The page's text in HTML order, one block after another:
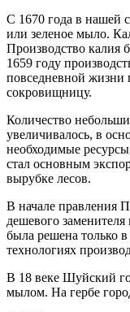
С 1670 года в нашей
или зеленое мыло.
Производство калия
1659 году
повседневной жизни
сокровищницу.
Количество
увеличивалось, в
необходимые
стал основным
вырубке лесов.
В начале правления
дешевого заменителя
была решена только в
технологиях
В 18 веке Шуйский
мылом. На гербе